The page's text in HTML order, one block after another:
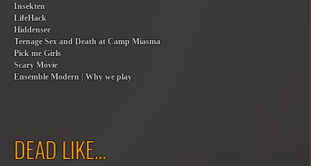
Insekten
LifeHack
Hiddensee
Teenage Sex and Death at Camp Miasma
Pick me Girls
Scary Movie
Ensemble Modern | Why we play
DEAD LIKE…